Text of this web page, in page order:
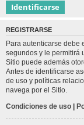
REGISTRARSE
Para autenticarse debe
segundos y le permitirá
Sitio puede además
Antes de identificarse
de uso y políticas
navega por el Sitio.
Condiciones de uso |